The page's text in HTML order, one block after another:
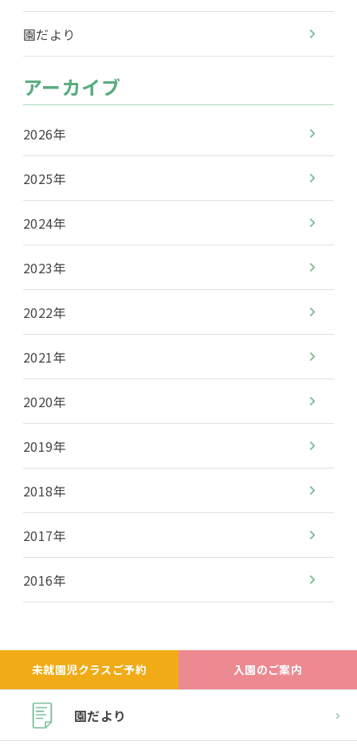
園だより
アーカイブ
2026年
2025年
2024年
2023年
2022年
2021年
2020年
2019年
2018年
2017年
2016年
未就園児クラスご予約 入園のご案内
園だより